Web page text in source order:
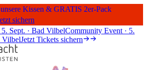
Kissen & GRATIS 2er-Pack
sichern
Sept. · Bad VilbelCommunity Event · 5.
VilbelJetzt Tickets sichern